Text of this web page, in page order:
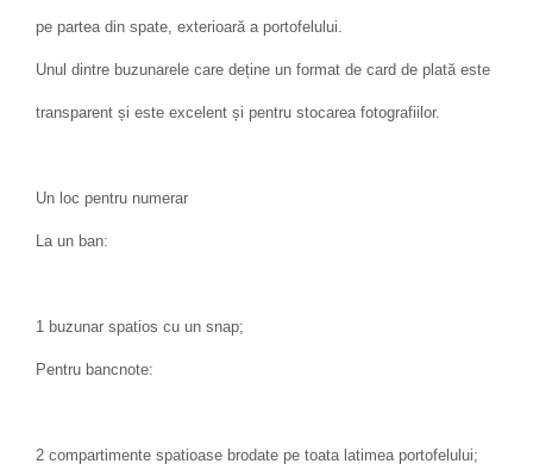
pe partea din spate, exterioară a portofelului.
Unul dintre buzunarele care deține un format de card de plată este
transparent și este excelent și pentru stocarea fotografiilor.
Un loc pentru numerar
La un ban:
1 buzunar spatios cu un snap;
Pentru bancnote:
2 compartimente spatioase brodate pe toata latimea portofelului;